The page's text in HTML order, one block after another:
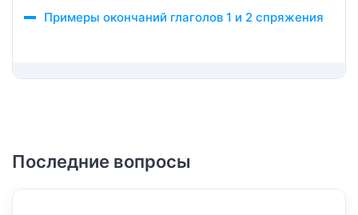
Примеры окончаний глаголов 1 и 2 спряжения
Последние вопросы